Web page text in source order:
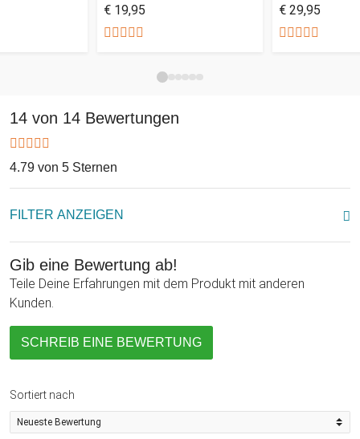
€ 19,95 € 29,95
14 von 14 Bewertungen
4.79 von 5 Sternen
FILTER ANZEIGEN
Gib eine Bewertung ab!
Teile Deine Erfahrungen mit dem Produkt mit anderen
Kunden.
SCHREIB EINE BEWERTUNG
Sortiert nach